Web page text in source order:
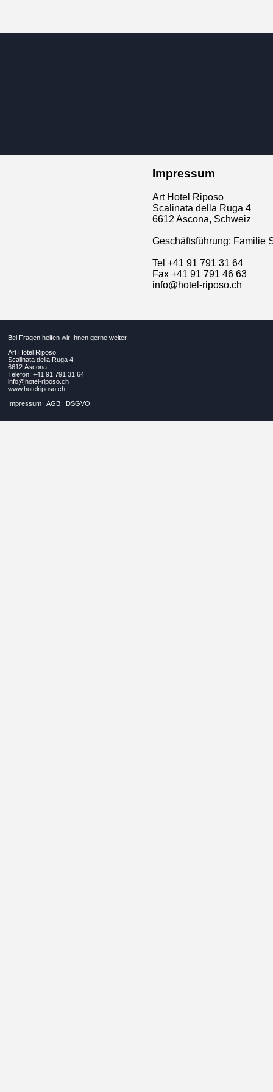
Impressum
Art Hotel Riposo
Scalinata della Ruga 4
6612 Ascona, Schweiz
Geschäftsführung: Familie
Tel +41 91 791 31 64
Fax +41 91 791 46 63
info@hotel-riposo.ch
Bei Fragen helfen wir Ihnen gerne weiter.
Art Hotel Riposo
Scalinata della Ruga 4
6612 Ascona
Telefon: +41 91 791 31 64
info@hotel-riposo.ch
www.hotelriposo.ch
Impressum | AGB | DSGVO